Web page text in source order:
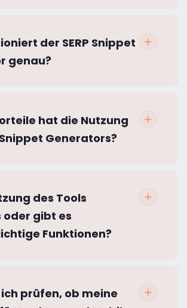
der SERP Snippet
genau?
hat die Nutzung
Snippet Generators?
des Tools
oder gibt es
Funktionen?
prüfen, ob meine